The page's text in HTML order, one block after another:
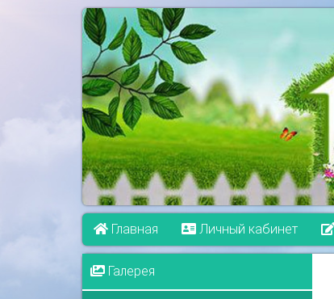
Главная Личный кабинет
Галерея